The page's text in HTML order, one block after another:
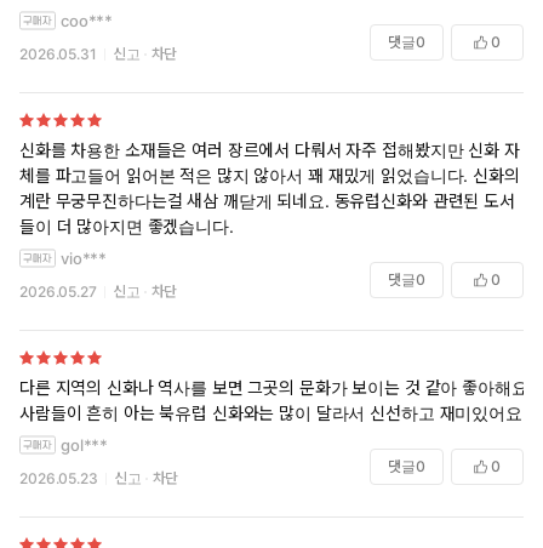
coo***
2026.05.31 신고 차단
댓글0 0
신화를 차용한 소재들은 여러 장르에서 다뤄서 자주 접해봤지만 신화 자
체를 파고들어 읽어본 적은 많지 않아서 꽤 재밌게 읽었습니다. 신화의 세
계란 무궁무진하다는걸 새삼 깨닫게 되네요. 동유럽신화와 관련된 도서
들이 더 많아지면 좋겠습니다.
vio***
2026.05.27 신고 차단
댓글0 0
다른 지역의 신화나 역사를 보면 그곳의 문화가 보이는 것 같아 좋아해요
사람들이 흔히 아는 북유럽 신화와는 많이 달라서 신선하고 재미있어요
gol***
2026.05.23 신고 차단
댓글0 0